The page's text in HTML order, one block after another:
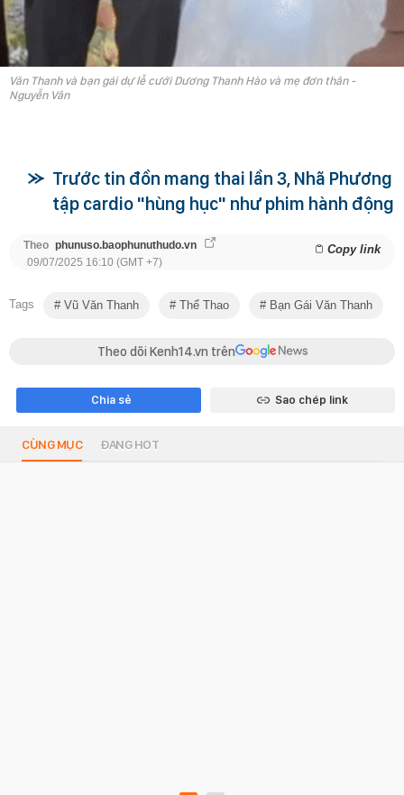
Văn Thanh và bạn gái dự lễ cưới Dương Thanh Hào và mẹ đơn thân -
Nguyễn Vân
Trước tin đồn mang thai lần 3, Nhã Phương
tập cardio "hùng hục" như phim hành động
Theo phunuso.baophunuthudo.vn Copy link
09/07/2025 16:10 (GMT +7)
Tags Vũ Văn Thanh Thể Thao Bạn Gái Văn Thanh
Theo dõi Kenh14.vn trên
Chia sẻ Sao chép link
CÙNG MỤC ĐANG HOT